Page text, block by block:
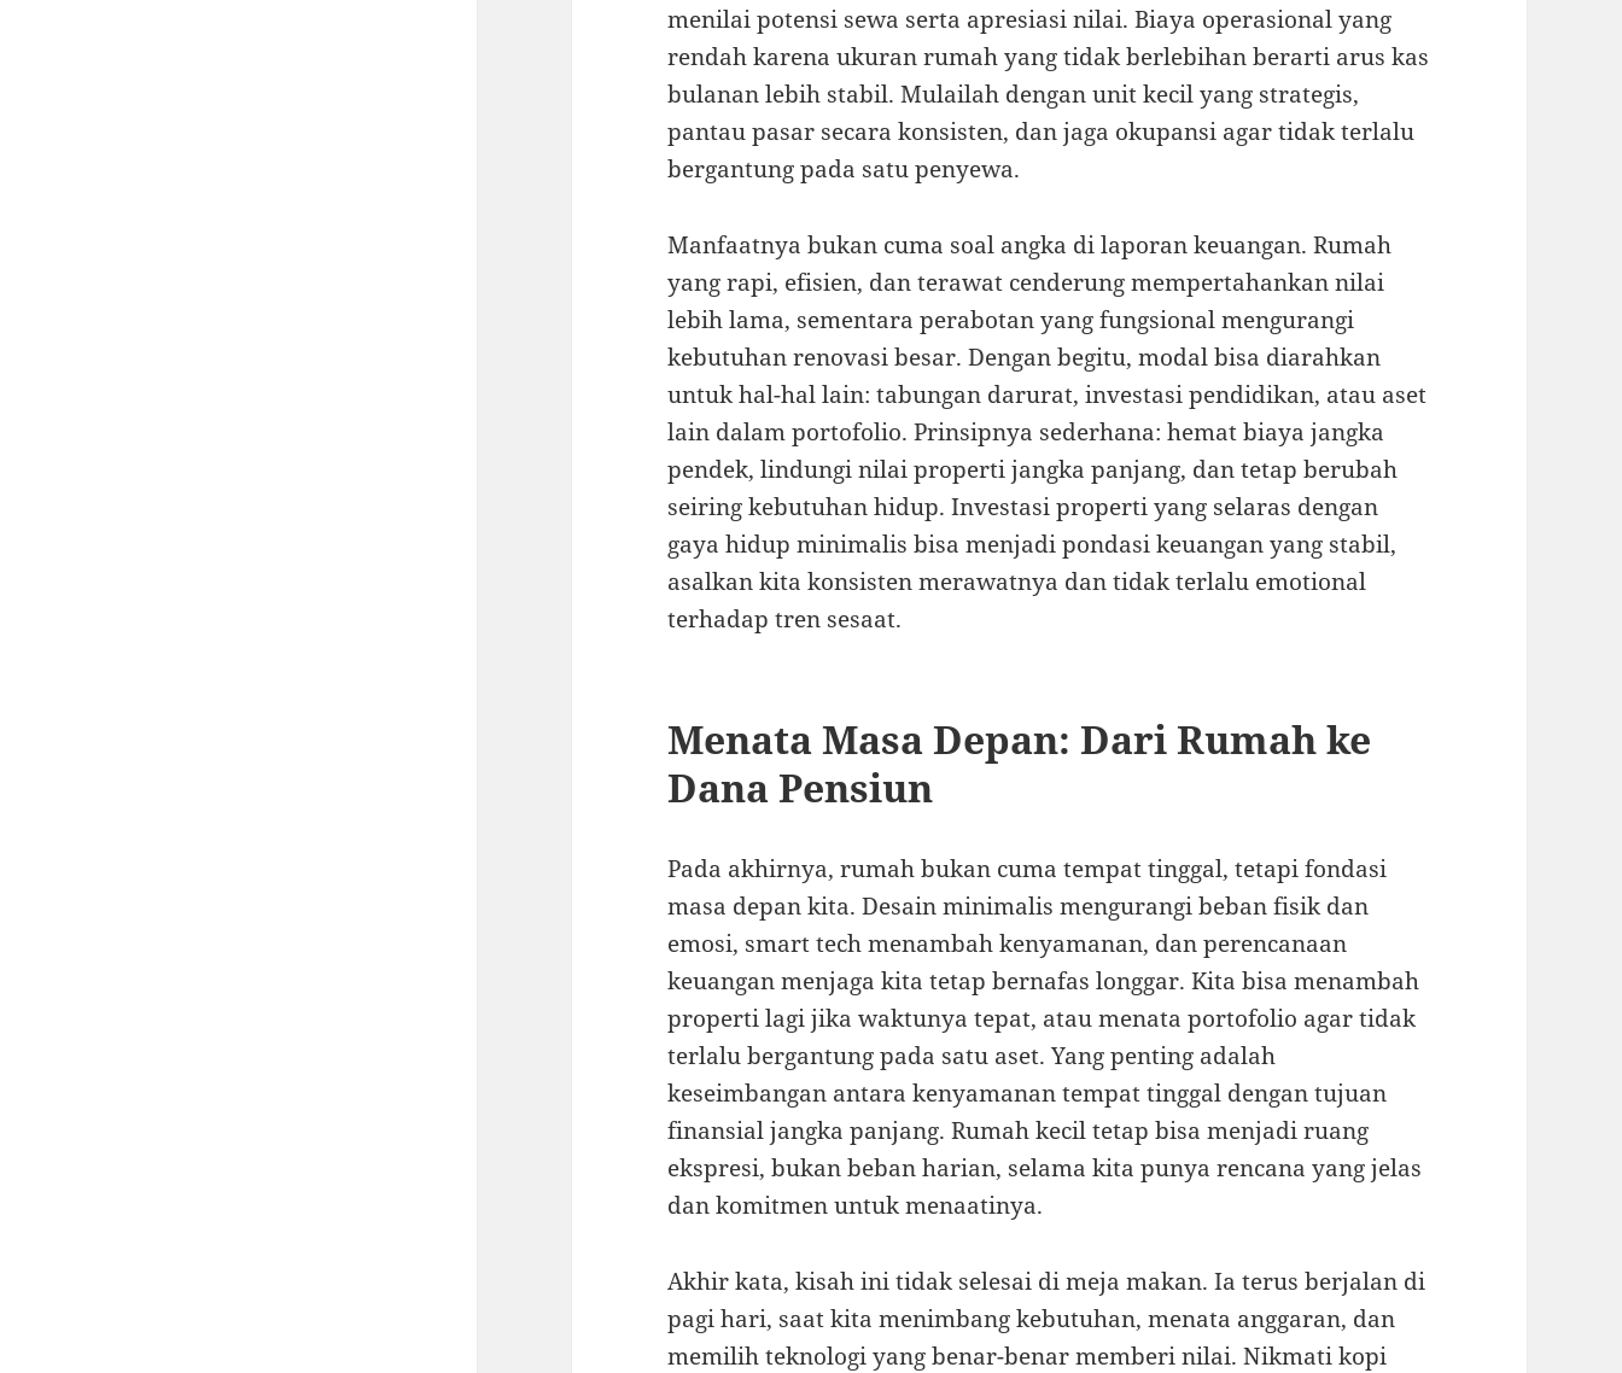
menilai potensi sewa serta apresiasi nilai. Biaya operasional yang
rendah karena ukuran rumah yang tidak berlebihan berarti arus kas
bulanan lebih stabil. Mulailah dengan unit kecil yang strategis,
pantau pasar secara konsisten, dan jaga okupansi agar tidak terlalu
bergantung pada satu penyewa.
Manfaatnya bukan cuma soal angka di laporan keuangan. Rumah
yang rapi, efisien, dan terawat cenderung mempertahankan nilai
lebih lama, sementara perabotan yang fungsional mengurangi
kebutuhan renovasi besar. Dengan begitu, modal bisa diarahkan
untuk hal-hal lain: tabungan darurat, investasi pendidikan, atau aset
lain dalam portofolio. Prinsipnya sederhana: hemat biaya jangka
pendek, lindungi nilai properti jangka panjang, dan tetap berubah
seiring kebutuhan hidup. Investasi properti yang selaras dengan
gaya hidup minimalis bisa menjadi pondasi keuangan yang stabil,
asalkan kita konsisten merawatnya dan tidak terlalu emotional
terhadap tren sesaat.
Menata Masa Depan: Dari Rumah ke
Dana Pensiun
Pada akhirnya, rumah bukan cuma tempat tinggal, tetapi fondasi
masa depan kita. Desain minimalis mengurangi beban fisik dan
emosi, smart tech menambah kenyamanan, dan perencanaan
keuangan menjaga kita tetap bernafas longgar. Kita bisa menambah
properti lagi jika waktunya tepat, atau menata portofolio agar tidak
terlalu bergantung pada satu aset. Yang penting adalah
keseimbangan antara kenyamanan tempat tinggal dengan tujuan
finansial jangka panjang. Rumah kecil tetap bisa menjadi ruang
ekspresi, bukan beban harian, selama kita punya rencana yang jelas
dan komitmen untuk menaatinya.
Akhir kata, kisah ini tidak selesai di meja makan. Ia terus berjalan di
pagi hari, saat kita menimbang kebutuhan, menata anggaran, dan
memilih teknologi yang benar-benar memberi nilai. Nikmati kopi